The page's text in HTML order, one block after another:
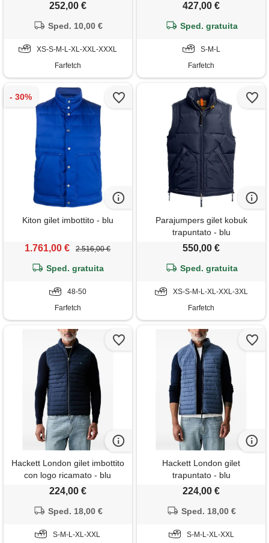
252,00 €
Sped. 10,00 €
XS-S-M-L-XL-XXL-XXXL
Farfetch
427,00 €
Sped. gratuita
S-M-L
Farfetch
Kiton gilet imbottito - blu
1.761,00 € 2.516,00 €
Sped. gratuita
48-50
Farfetch
Parajumpers gilet kobuk
trapuntato - blu
550,00 €
Sped. gratuita
XS-S-M-L-XL-XXL-3XL
Farfetch
Hackett London gilet imbottito
con logo ricamato - blu
224,00 €
Sped. 18,00 €
S-M-L-XL-XXL
Hackett London gilet
trapuntato - blu
224,00 €
Sped. 18,00 €
S-M-L-XL-XXL